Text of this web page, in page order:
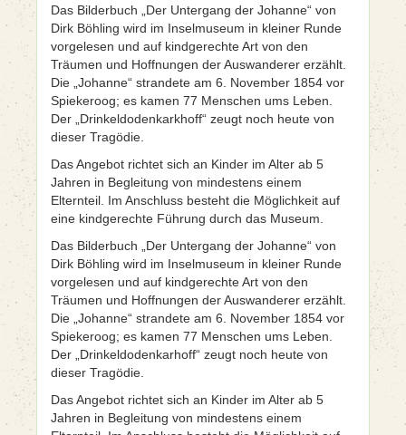
Das Bilderbuch „Der Untergang der Johanne“ von
Dirk Böhling wird im Inselmuseum in kleiner Runde
vorgelesen und auf kindgerechte Art von den
Träumen und Hoffnungen der Auswanderer erzählt.
Die „Johanne“ strandete am 6. November 1854 vor
Spiekeroog; es kamen 77 Menschen ums Leben.
Der „Drinkeldodenkarkhoff“ zeugt noch heute von
dieser Tragödie.
Das Angebot richtet sich an Kinder im Alter ab 5
Jahren in Begleitung von mindestens einem
Elternteil. Im Anschluss besteht die Möglichkeit auf
eine kindgerechte Führung durch das Museum.
Das Bilderbuch „Der Untergang der Johanne“ von
Dirk Böhling wird im Inselmuseum in kleiner Runde
vorgelesen und auf kindgerechte Art von den
Träumen und Hoffnungen der Auswanderer erzählt.
Die „Johanne“ strandete am 6. November 1854 vor
Spiekeroog; es kamen 77 Menschen ums Leben.
Der „Drinkeldodenkarhoff“ zeugt noch heute von
dieser Tragödie.
Das Angebot richtet sich an Kinder im Alter ab 5
Jahren in Begleitung von mindestens einem